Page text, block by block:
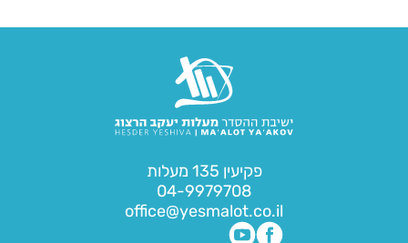
פקיעין 135 מעלות
04-9979708
office@yesmalot.co.il